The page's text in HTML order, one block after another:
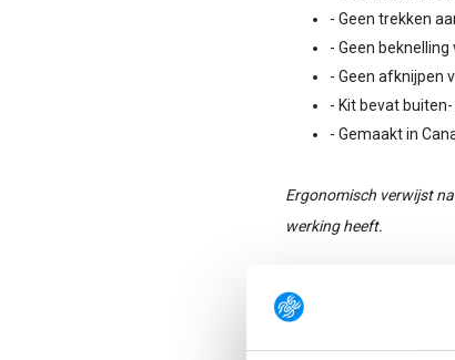
- Geen trekken
- Geen
- Geen afknijpen
- Kit bevat
- Gemaakt in
Ergonomisch verwijst
werking heeft.
Heeft u als organisatie
Gear Point is exclusief
worden neem dan